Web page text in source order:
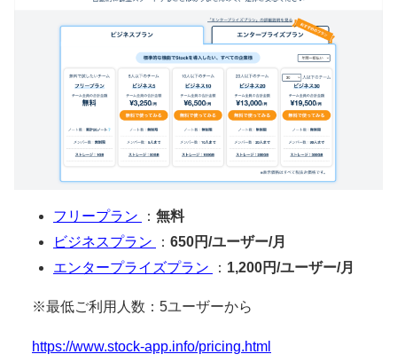
フリープラン ： 無料
ビジネスプラン
： 650円/ユーザー/月
エンタープライズプラン
： 1,200円/ユーザー/月
※最低ご利用人数：5ユーザーから
https://www.stock-app.info/pricing.html